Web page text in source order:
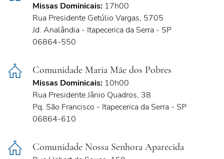
Missas Dominicais: 17h00
Rua Presidente Getúlio Vargas, 5705
Jd. Analândia - Itapecerica da Serra - SP
06864-550
Comunidade Maria Mãe dos Pobres
Missas Dominicais: 10h00
Rua Presidente Jânio Quadros, 38
Pq. São Francisco - Itapecerica da Serra - SP
06864-610
Comunidade Nossa Senhora Aparecida